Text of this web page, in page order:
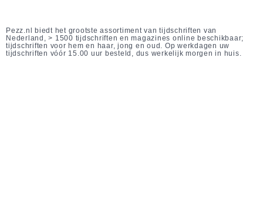
Pezz.nl biedt het grootste assortiment van tijdschriften van
Nederland, > 1500 tijdschriften en magazines online beschikbaar;
tijdschriften voor hem en haar, jong en oud. Op werkdagen uw
tijdschriften vóór 15.00 uur besteld, dus werkelijk morgen in huis.